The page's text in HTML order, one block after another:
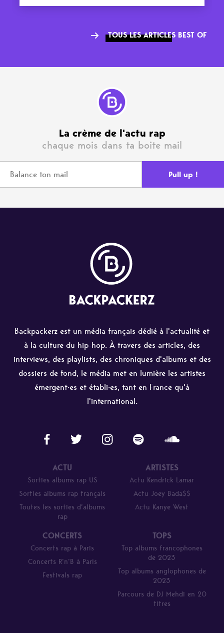
TOUS LES ARTICLES BEST OF
La crème de l'actu rap
chaque mois dans ta boite mail
Backpackerz est un média français dédié à l'actualité et
à la culture du hip-hop. À travers des articles, des
interviews, des playlists, des chroniques d'albums et des
dossiers de fond, le média met en lumière les artistes
émergent·es et établi·es, tant en France qu'à
l'international.
ACTU
Sorties albums rap US
Sorties albums rap français
Toutes les sorties d’albums
rap
ARTISTES
Actu Kendrick Lamar
Actu Joey Bada$$
Actu Kanye West
CONCERTS
Concerts rap à Paris
Concerts R’n’B à Paris
Festivals rap
TOPS
Top albums francophones
de 2023
Top albums anglophones de
2023
Parcours de DJ Mehdi en 20
titres